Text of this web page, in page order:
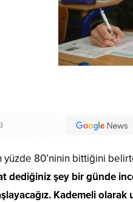
yüzde 80’ninin bittiğini
dediğiniz şey bir günde
Kademeli